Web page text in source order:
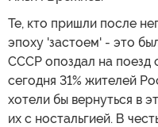
Те, кто пришли после
эпоху 'застоем' - это
СССР опоздал на поезд
сегодня 31% жителей
хотели бы вернуться в
их с ностальгией. В